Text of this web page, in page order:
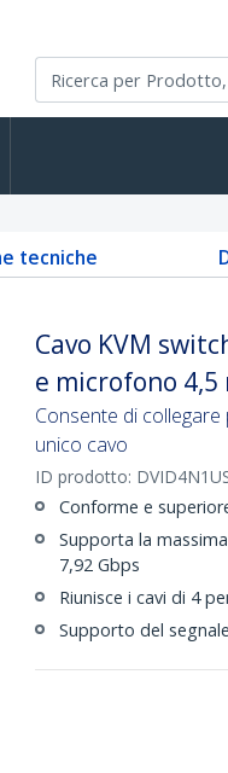
tecniche
Cavo KVM
e microfono 4,5
Consente di
unico cavo
ID prodotto:
Conforme e
Supporta la
7,92 Gbps
Riunisce i cavi di 4
Supporto del